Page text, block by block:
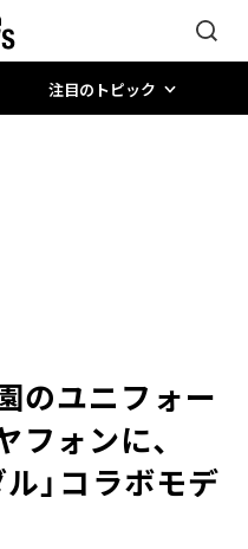
注目のトピック
のユニフォー
ォンに、
」コラボモデ